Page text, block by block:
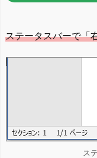
ステータスバーで「
ス